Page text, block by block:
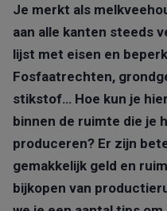
Je merkt als
aan alle kanten steeds
lijst met eisen en
Fosfaatrechten,
stikstof… Hoe kun je
binnen de ruimte die je
produceren? Er zijn
gemakkelijk geld en
bijkopen van